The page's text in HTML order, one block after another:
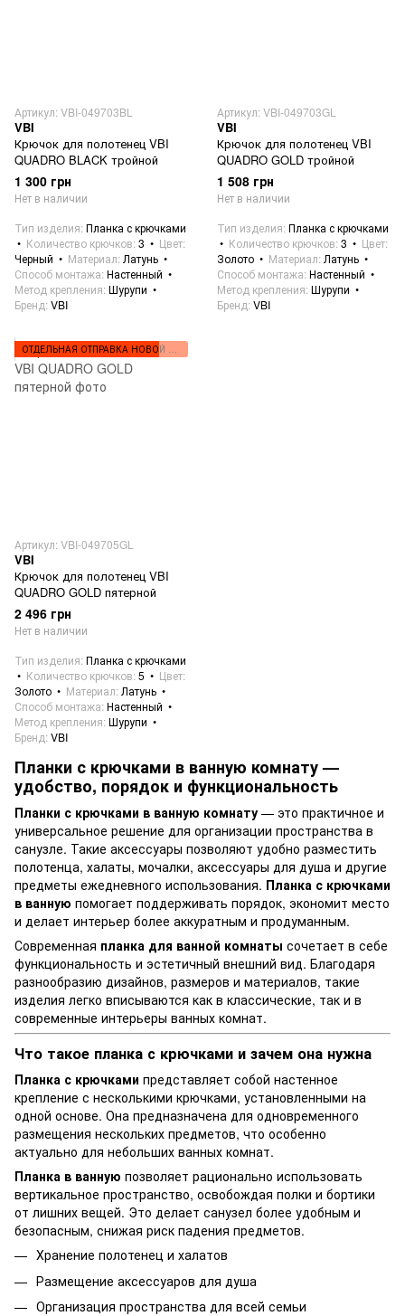
Артикул: VBI-049703BL
VBI
Крючок для полотенец VBI
QUADRO BLACK тройной
1 300 грн
Нет в наличии
Тип изделия Планка с крючками
Количество крючков 3
Цвет
Черный
Материал Латунь
Способ монтажа Настенный
Метод крепления Шурупи
Бренд VBI
Артикул: VBI-049703GL
VBI
Крючок для полотенец VBI
QUADRO GOLD тройной
1 508 грн
Нет в наличии
Тип изделия Планка с крючками
Количество крючков 3
Цвет
Золото
Материал Латунь
Способ монтажа Настенный
Метод крепления Шурупи
Бренд VBI
ОТДЕЛЬНАЯ ОТПРАВКА НОВОЙ ПОЧТОЙ
Артикул: VBI-049705GL
VBI
Крючок для полотенец VBI
QUADRO GOLD пятерной
2 496 грн
Нет в наличии
Тип изделия Планка с крючками
Количество крючков 5
Цвет
Золото
Материал Латунь
Способ монтажа Настенный
Метод крепления Шурупи
Бренд VBI
Планки с крючками в ванную комнату —
удобство, порядок и функциональность
Планки с крючками в ванную комнату — это практичное и
универсальное решение для организации пространства в
санузле. Такие аксессуары позволяют удобно разместить
полотенца, халаты, мочалки, аксессуары для душа и другие
предметы ежедневного использования. Планка с крючками
в ванную помогает поддерживать порядок, экономит место
и делает интерьер более аккуратным и продуманным.
Современная планка для ванной комнаты сочетает в себе
функциональность и эстетичный внешний вид. Благодаря
разнообразию дизайнов, размеров и материалов, такие
изделия легко вписываются как в классические, так и в
современные интерьеры ванных комнат.
Что такое планка с крючками и зачем она нужна
Планка с крючками представляет собой настенное
крепление с несколькими крючками, установленными на
одной основе. Она предназначена для одновременного
размещения нескольких предметов, что особенно
актуально для небольших ванных комнат.
Планка в ванную позволяет рационально использовать
вертикальное пространство, освобождая полки и бортики
от лишних вещей. Это делает санузел более удобным и
безопасным, снижая риск падения предметов.
Хранение полотенец и халатов
Размещение аксессуаров для душа
Организация пространства для всей семьи